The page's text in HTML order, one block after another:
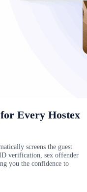
Every Hostex
screens the guest
verification, sex offender
you the confidence to